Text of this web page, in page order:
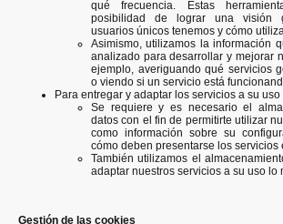
qué frecuencia. Estas
posibilidad de lograr una visión
usuarios únicos tenemos y cómo
Asimismo, utilizamos la información
analizado para desarrollar y mejorar
ejemplo, averiguando qué servicios
o viendo si un servicio está
Para entregar y adaptar los servicios a su uso
Se requiere y es necesario el
datos con el fin de permitirte utilizar
como información sobre su
cómo deben presentarse los servicios
También utilizamos el
adaptar nuestros servicios a su uso lo
Gestión de las cookies